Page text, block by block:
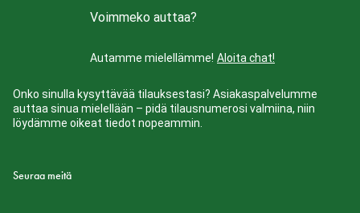
Voimmeko auttaa?
Autamme mielellämme! Aloita chat!
Onko sinulla kysyttävää tilauksestasi? Asiakaspalvelumme
auttaa sinua mielellään – pidä tilausnumerosi valmiina, niin
löydämme oikeat tiedot nopeammin.
Seuraa meitä